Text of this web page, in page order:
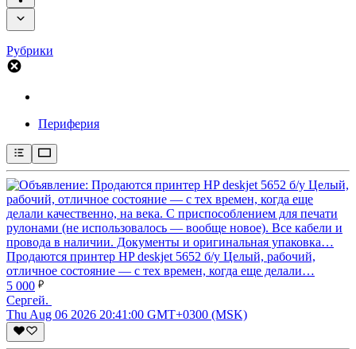
Рубрики
Периферия
Продаются принтер HP deskjet 5652 б/у Целый, рабочий,
отличное состояние — с тех времен, когда еще делали…
5 000
Сергей.
Thu Aug 06 2026 20:41:00 GMT+0300 (MSK)